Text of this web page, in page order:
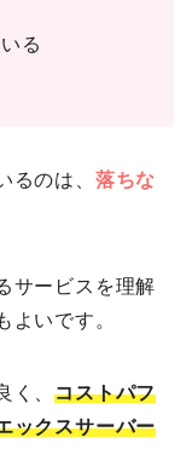
る
るのは、 落ちな
サービスを理解
よいです。
く、コストパフ
ックスサーバー